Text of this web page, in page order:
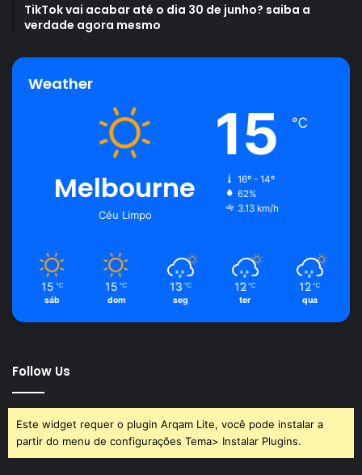
TikTok vai acabar até o dia 30 de junho? saiba a
verdade agora mesmo
Weather
Melbourne
Céu Limpo
15 ℃
16º - 14º
62%
3.13 km/h
15 ℃
sáb
15 ℃
dom
13 ℃
seg
12 ℃
ter
12 ℃
qua
Follow Us
Este widget requer o plugin Arqam Lite, você pode instalar a
partir do menu de configurações Tema> Instalar Plugins.